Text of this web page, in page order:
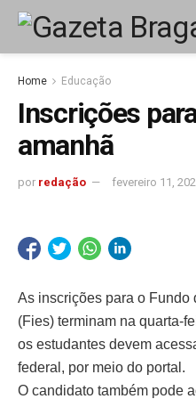
Home Educação
Inscrições
amanhã
por redação fevereiro 11,
As inscrições para o Fundo
(Fies) terminam na quarta-
os estudantes devem
federal, por meio do portal.
O candidato também pode